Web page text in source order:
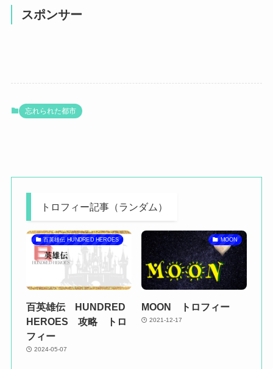
スポンサー
忘れられた都市
トロフィー記事（ランダム）
百英雄伝 HUNDRED HEROES
百英雄伝 HUNDRED
HEROES 攻略 トロ
フィー
2024-05-07
MOON
MOON トロフィー
2021-12-17